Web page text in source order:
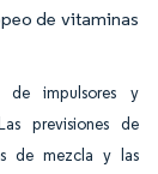
de vitaminas
de impulsores y
previsiones de
de mezcla y las